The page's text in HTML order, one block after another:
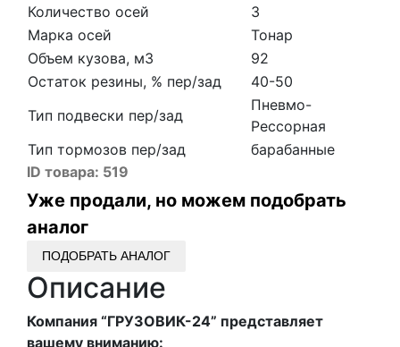
Количество осей
3
Марка осей
Тонар
Объем кузова, м3
92
Остаток резины, % пер/зад
40-50
Тип подвески пер/зад
Пневмо-
Рессорная
Тип тормозов пер/зад
барабанные
ID товара: 519
Уже продали, но можем подобрать
аналог
ПОДОБРАТЬ АНАЛОГ
Описание
Компания “ГРУЗОВИК-24” представляет
вашему вниманию: